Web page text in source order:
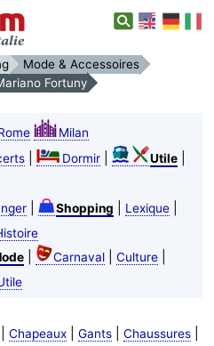
Mode & Accessoires
Fortuny
Milan
| Dormir| Utile|
| Shopping Lexique|
| Carnaval| Culture|
Chapeaux| Gants| Chaussures|